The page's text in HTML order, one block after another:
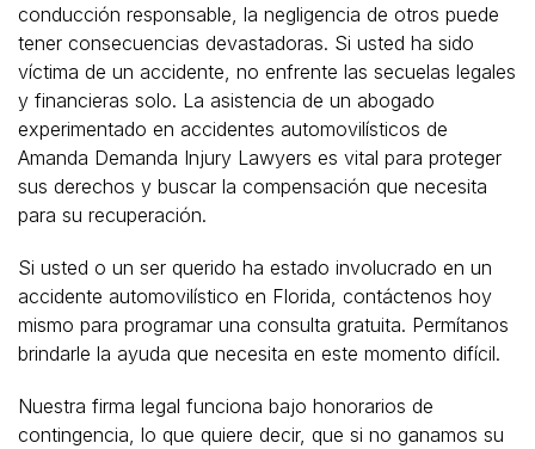
conducción responsable, la negligencia de otros puede
tener consecuencias devastadoras. Si usted ha sido
víctima de un accidente, no enfrente las secuelas legales
y financieras solo. La asistencia de un abogado
experimentado en accidentes automovilísticos de
Amanda Demanda Injury Lawyers es vital para proteger
sus derechos y buscar la compensación que necesita
para su recuperación.
Si usted o un ser querido ha estado involucrado en un
accidente automovilístico en Florida, contáctenos hoy
mismo para programar una consulta gratuita. Permítanos
brindarle la ayuda que necesita en este momento difícil.
Nuestra firma legal funciona bajo honorarios de
contingencia, lo que quiere decir, que si no ganamos su